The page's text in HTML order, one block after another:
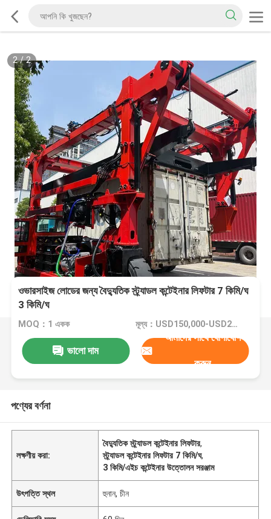
2/2
ওভারসাইজ লোডের জন্য বৈদ্যুতিক স্ট্র্যাডল কন্টেইনার লিফটার 7 কিমি/ঘ
3 কিমি/ঘ
MOQ：1 একক মূল্য：USD150,000-USD200,000/Unit
ভালো দাম
আমাদের সাথে যোগাযোগ
করুন
পণ্যের বর্ণনা
লক্ষণীয় করা:
বৈদ্যুতিক স্ট্র্যাডল কন্টেইনার লিফটার,
স্ট্র্যাডল কন্টেইনার লিফটার 7 কিমি/ঘ,
3 কিমি/এইচ কন্টেইনার উত্তোলন সরঞ্জাম
উৎপত্তি স্থল হুনান, চীন